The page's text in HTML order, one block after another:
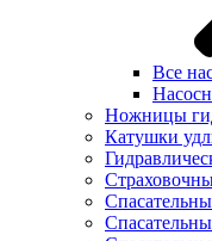
Все
Ножницы
Катушки